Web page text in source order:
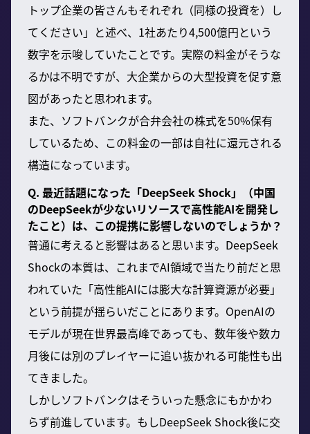
トップ企業の皆さんもそれぞれ（同様の投資を）し
てください」と述べ、1社あたり4,500億円という
数字を示唆していたことです。実際の料金がそうな
るかは不明ですが、大企業からの大型投資を促す意
図があったと思われます。
また、ソフトバンクが合弁会社の株式を50%保有
しているため、この料金の一部は自社に還元される
構造になっています。
Q. 最近話題になった「DeepSeek Shock」（中国
のDeepSeekが少ないリソースで高性能AIを開発し
たこと）は、この提携に影響しないのでしょうか？
普通に考えると影響はあると思います。DeepSeek
Shockの本質は、これまでAI領域で当たり前だと思
われていた「高性能AIには膨大な計算資源が必要」
という前提が揺らいだことにあります。OpenAIの
モデルが現在世界最高峰であっても、数年後や数カ
月後には別のプレイヤーに追い抜かれる可能性も出
てきました。
しかしソフトバンクはそういった懸念にもかかわ
らず前進しています。もしDeepSeek Shock後に交